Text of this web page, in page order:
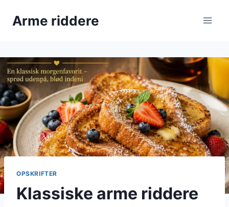
Arme riddere
OPSKRIFTER
Klassiske arme riddere